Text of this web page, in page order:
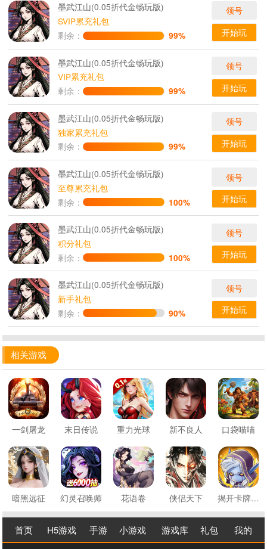
墨武江山(0.05折代金畅玩版)
SVIP累充礼包
剩余：
99%
领号
开始玩
墨武江山(0.05折代金畅玩版)
VIP累充礼包
剩余：
99%
领号
开始玩
墨武江山(0.05折代金畅玩版)
独家累充礼包
剩余：
99%
领号
开始玩
墨武江山(0.05折代金畅玩版)
至尊累充礼包
剩余：
100%
领号
开始玩
墨武江山(0.05折代金畅玩版)
积分礼包
剩余：
100%
领号
开始玩
墨武江山(0.05折代金畅玩版)
新手礼包
剩余：
90%
领号
开始玩
相关游戏
一剑屠龙 末日传说 重力光球 新不良人 口袋喵喵
暗黑远征 幻灵召唤师 花语卷 侠侣天下 揭开卡牌的秘密
首页 H5游戏 手游 小游戏 游戏库 礼包 我的